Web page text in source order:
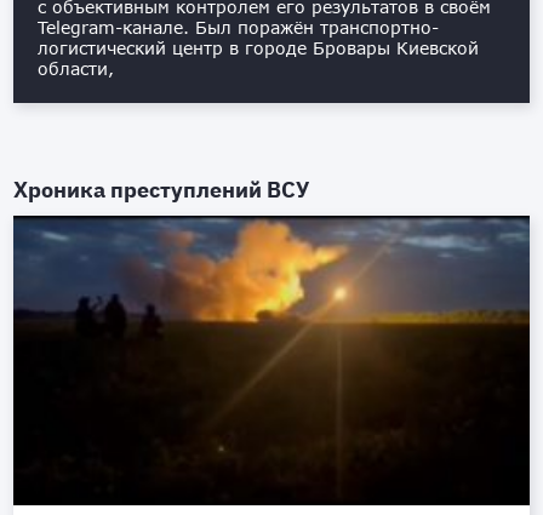
с объективным контролем его результатов в своём
Telegram-канале. Был поражён транспортно-
логистический центр в городе Бровары Киевской
области,
Хроника преступлений ВСУ